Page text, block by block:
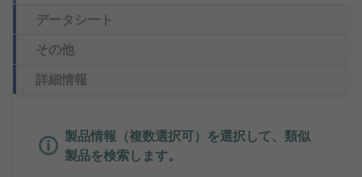
データシート
その他
詳細情報
製品情報（複数選択可）を選択して、類似
製品を検索します。